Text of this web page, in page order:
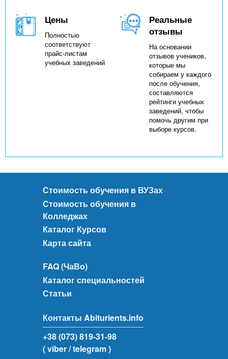
Цены
Полностью
соответствуют
прайс-листам
учебных заведений
Реальные
отзывы
На основании
отзывов учеников,
которые мы
собираем у каждого
после обучения,
составляются
рейтинги учебных
заведений, чтобы
помочь другим при
выборе курсов.
Стоимость обучения в ВУЗах
Стоимость обучения в
Колледжах
Каталог Курсов
Карта сайта
FAQ (ЧаВо)
Каталог специальностей
Статьи
Контакты Abiturients.info
+38 (073) 819-31-98
( viber/ telegram )